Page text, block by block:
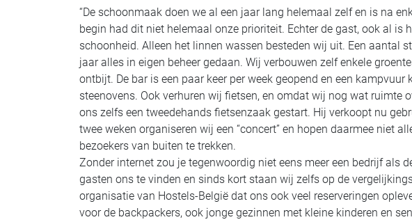
“De schoonmaak doen we al een jaar lang helemaal zelf en is na
begin had dit niet helemaal onze prioriteit. Echter de gast, ook al is
schoonheid. Alleen het linnen wassen besteden wij uit. Een aantal
jaar alles in eigen beheer gedaan. Wij verbouwen zelf enkele
ontbijt. De bar is een paar keer per week geopend en een
steenovens. Ook verhuren wij fietsen, en omdat wij nog wat ruimte
ons zelfs een tweedehands fietsenzaak gestart. Hij verkoopt nu
twee weken organiseren wij een “concert” en hopen daarmee niet
bezoekers van buiten te trekken.
Zonder internet zou je tegenwoordig niet eens meer een bedrijf als
gasten ons te vinden en sinds kort staan wij zelfs op de
organisatie van Hostels-België dat ons ook veel reserveringen
voor de backpackers, ook jonge gezinnen met kleine kinderen en